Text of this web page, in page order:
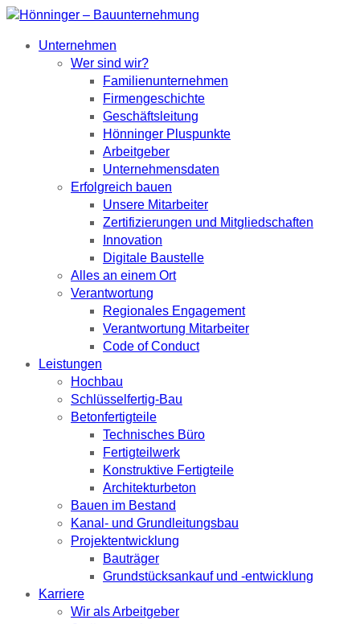
Unternehmen
Wer sind wir?
Familienunternehmen
Firmengeschichte
Geschäftsleitung
Hönninger Pluspunkte
Arbeitgeber
Unternehmensdaten
Erfolgreich bauen
Unsere Mitarbeiter
Zertifizierungen und Mitgliedschaften
Innovation
Digitale Baustelle
Alles an einem Ort
Verantwortung
Regionales Engagement
Verantwortung Mitarbeiter
Code of Conduct
Leistungen
Hochbau
Schlüsselfertig-Bau
Betonfertigteile
Technisches Büro
Fertigteilwerk
Konstruktive Fertigteile
Architekturbeton
Bauen im Bestand
Kanal- und Grundleitungsbau
Projektentwicklung
Bauträger
Grundstücksankauf und -entwicklung
Karriere
Wir als Arbeitgeber